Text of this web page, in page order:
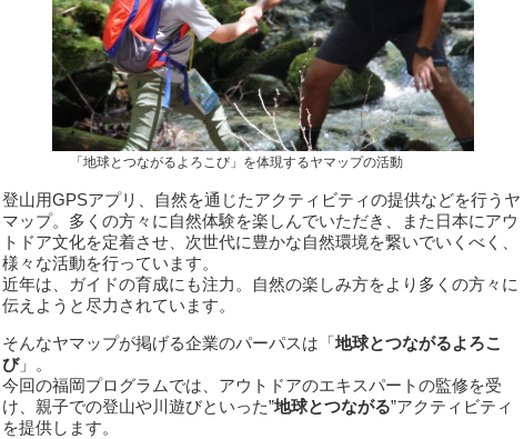
「地球とつながるよろこび」を体現するヤマップの活動
登山用GPSアプリ、自然を通じたアクティビティの提供などを行うヤ
マップ。多くの方々に自然体験を楽しんでいただき、また日本にアウ
トドア文化を定着させ、次世代に豊かな自然環境を繋いでいくべく、
様々な活動を行っています。
近年は、ガイドの育成にも注力。自然の楽しみ方をより多くの方々に
伝えようと尽力されています。
そんなヤマップが掲げる企業のパーパスは「地球とつながるよろこ
び」。
今回の福岡プログラムでは、アウトドアのエキスパートの監修を受
け、親子での登山や川遊びといった”地球とつながる”アクティビティ
を提供します。